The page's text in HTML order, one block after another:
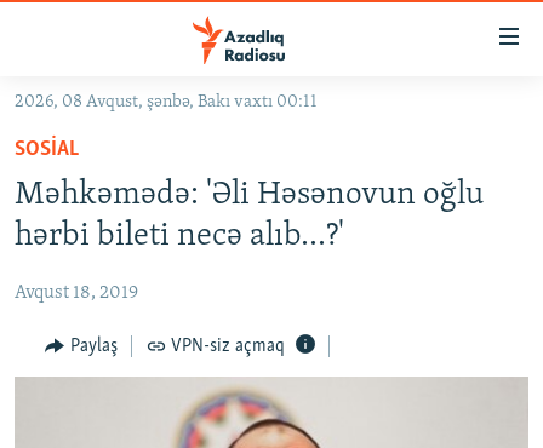
Əsas
qayıt
Əsas
naviqasiyaya
qayıt
GÜNDƏM
#İZAHLA
KORRUPSIOMETR
FƏRQƏ BAX
QANUNI DOĞRU
2026, 08 Avqust, şənbə, Bakı vaxtı 00:11
SOSIAL
Məhkəmədə: 'Əli Həsənovun oğlu
hərbi bileti necə alıb...?'
Avqust 18, 2019
Paylaş VPN-siz açmaq